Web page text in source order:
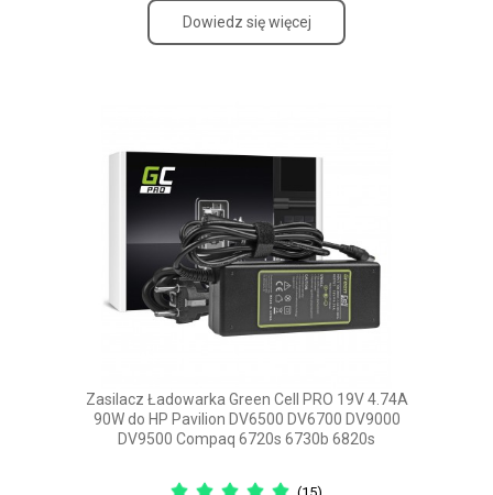
Dowiedz się więcej
Zasilacz Ładowarka Green Cell PRO 19V 4.74A
90W do HP Pavilion DV6500 DV6700 DV9000
DV9500 Compaq 6720s 6730b 6820s